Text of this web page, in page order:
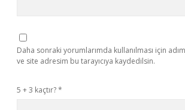
Daha sonraki yorumlarımda kullanılması için
ve site adresim bu tarayıcıya kaydedilsin.
5 + 3 kaçtır?*